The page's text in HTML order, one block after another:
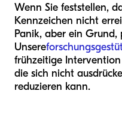
Wenn Sie feststellen,
Kennzeichen nicht
Panik, aber ein
Unsere
frühzeitige
die sich nicht
reduzieren kann.